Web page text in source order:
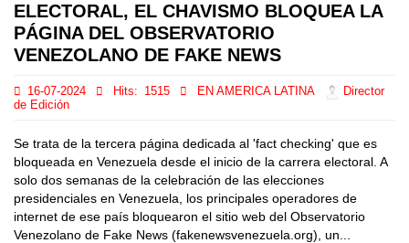
ELECTORAL, EL CHAVISMO BLOQUEA LA
PÁGINA DEL OBSERVATORIO
VENEZOLANO DE FAKE NEWS
16-07-2024 Hits: 1515 EN AMERICA LATINA
Director
de Edición
Se trata de la tercera página dedicada al 'fact checking' que es
bloqueada en Venezuela desde el inicio de la carrera electoral. A
solo dos semanas de la celebración de las elecciones
presidenciales en Venezuela, los principales operadores de
internet de ese país bloquearon el sitio web del Observatorio
Venezolano de Fake News (fakenewsvenezuela.org), un...